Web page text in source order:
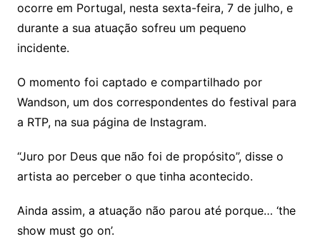
ocorre em Portugal, nesta sexta-feira, 7 de julho, e
durante a sua atuação sofreu um pequeno
incidente.
O momento foi captado e compartilhado por
Wandson, um dos correspondentes do festival para
a RTP, na sua página de Instagram.
“Juro por Deus que não foi de propósito”, disse o
artista ao perceber o que tinha acontecido.
Ainda assim, a atuação não parou até porque… ‘the
show must go on’.